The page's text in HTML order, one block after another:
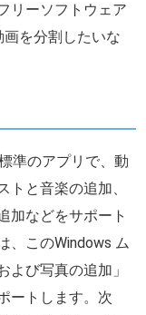
リーソフトウェア
を分割したいな
準のアプリで、動
と音楽の追加、
加などをサポート
、このWindows ム
よび写真の追加」
ートします。次